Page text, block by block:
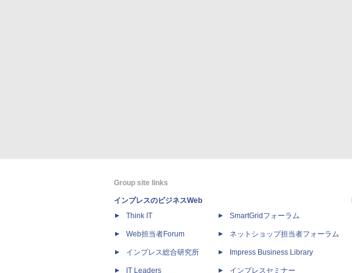
Group site links
インプレスのビジネスWeb
Think IT
Web担当者Forum
インプレス総合研究所
IT Leaders
SmartGridフォーラム
ネットショップ担当者フォーラム
Impress Business Library
インプレスセミナー